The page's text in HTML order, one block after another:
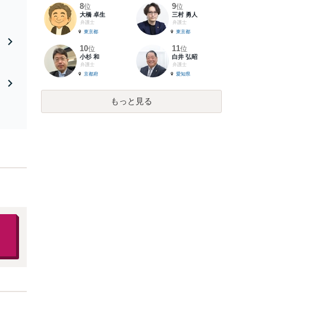
8位
大橋 卓生
弁護士
東京都
9位
三村 勇人
弁護士
東京都
10位
小杉 和
弁護士
京都府
11位
白井 弘昭
弁護士
愛知県
もっと見る